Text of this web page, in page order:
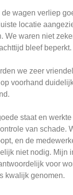
wagen verliep
locatie
We waren niet
bleef beperkt.
we zeer
voorhand
staat en
van schade.
en de
niet nodig. Mijn
voor
kwalijk genomen.